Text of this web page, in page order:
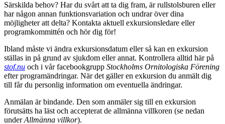
Särskilda behov? Har du svårt att ta dig fram, är rullstolsburen eller
har någon annan funktionsvariation och undrar över dina
möjligheter att delta? Kontakta aktuell exkursionsledare eller
programkommittén och hör dig för!
Ibland måste vi ändra exkursionsdatum eller så kan en exkursion
ställas in på grund av sjukdom eller annat. Kontrollera alltid här på
stof.nu och i vår facebookgrupp Stockholms Ornitologiska Förening
efter programändringar. När det gäller en exkursion du anmält dig
till får du personlig information om eventuella ändringar.
Anmälan är bindande. Den som anmäler sig till en exkursion
förutsätts ha läst och accepterat de allmänna villkoren (se nedan
underAllmänna villkor).